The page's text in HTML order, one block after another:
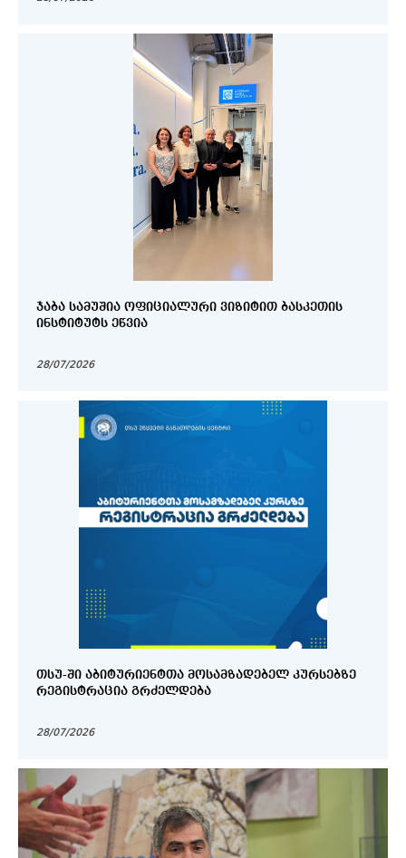
ᲯᲐᲑᲐ ᲡᲐᲛᲣᲨᲘᲐ ᲝᲤᲘᲪᲘᲐᲚᲣᲠᲘ ᲕᲘᲖᲘᲢᲘᲗ ᲑᲐᲡᲙᲔᲗᲘᲡ
ᲘᲜᲡᲢᲘᲢᲣᲢᲡ ᲔᲬᲕᲘᲐ
28/07/2026
ᲗᲡᲣ-ᲨᲘ ᲐᲑᲘᲢᲣᲠᲘᲔᲜᲢᲗᲐ ᲛᲝᲡᲐᲛᲖᲐᲓᲔᲑᲔᲚ ᲙᲣᲠᲡᲔᲑᲖᲔ
ᲠᲔᲒᲘᲡᲢᲠᲐᲪᲘᲐ ᲒᲠᲫᲔᲚᲓᲔᲑᲐ
28/07/2026